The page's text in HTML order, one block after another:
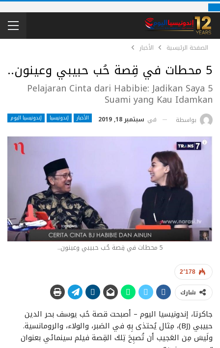
الصفحة الرئيسية الأخبار
5 محطات في قِصة حُب حبيبي وعينون..
5 Pelajaran Cinta dari Habibie: Jadikan Saya
Suami yang Kau Idamkan
الأخبار إندونيسيا إندونيسيا اليوم بواسطة في سبتمبر 18, 2019
5 محطات في قِصة حُب حبيبي وعينون..
2٬178
شارك
جاكرتا، إندونيسيا اليوم – أصبحت قصة حُب يوسف بحر الدين
حبيبي (BJ)، مِثال يُحتذى بِهِ في الصَبر، والولاء، والرومانسية.
ولَيسَ مِن العَجيب أن تُصبِحَ تِلك القِصة فيلم سينمائي بعنوان